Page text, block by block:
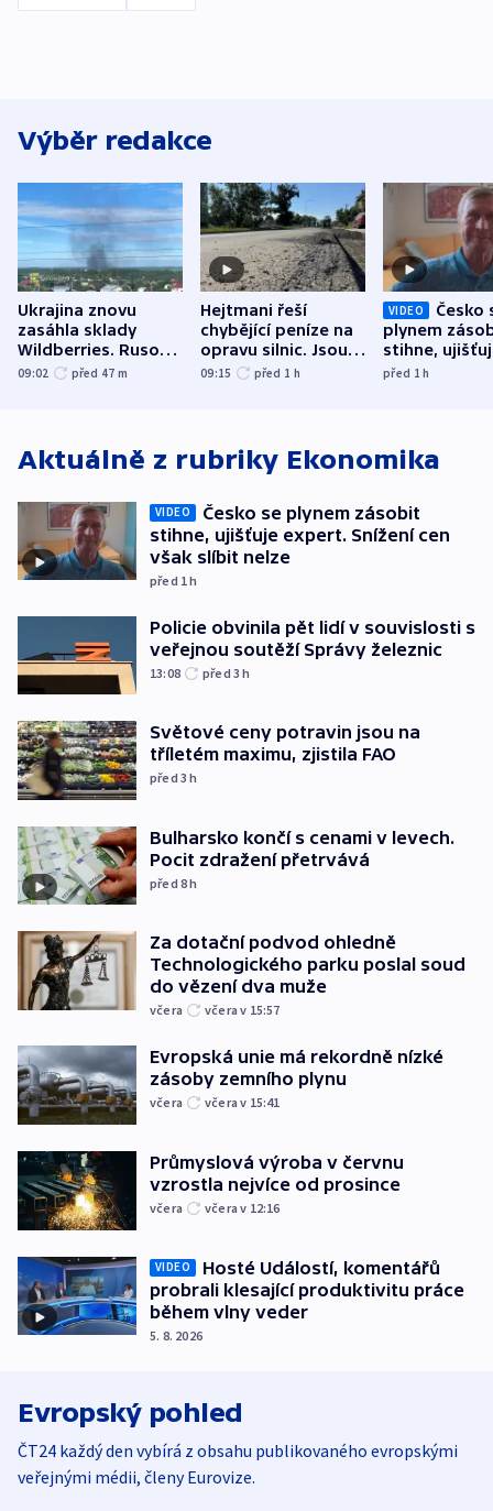
Výběr redakce
Ukrajina znovu
zasáhla sklady
Wildberries. Rusové
útočili v Charkovské
09:02 před 47 m
Hejtmani řeší
chybějící peníze na
opravu silnic. Jsou
nenárokové, namítá
09:15 před 1 h
VIDEO
Česko
plynem
stihne,
expert.
před 1h
Aktuálně z rubriky Ekonomika
VIDEO
Česko se plynem zásobit
stihne, ujišťuje expert. Snížení cen
však slíbit nelze
před 1h
Policie obvinila pět lidí v souvislosti s
veřejnou soutěží Správy železnic
13:08 před 3h
Světové ceny potravin jsou na
tříletém maximu, zjistila FAO
před 3h
Bulharsko končí s cenami v levech.
Pocit zdražení přetrvává
před 8h
Za dotační podvod ohledně
Technologického parku poslal soud
do vězení dva muže
včera včera v 15:57
Evropská unie má rekordně nízké
zásoby zemního plynu
včera včera v 15:41
Průmyslová výroba v červnu
vzrostla nejvíce od prosince
včera včera v 12:16
VIDEO
Hosté Událostí, komentářů
probrali klesající produktivitu práce
během vlny veder
5. 8. 2026
Evropský pohled
ČT24 každý den vybírá z obsahu publikovaného evropskými
veřejnými médii, členy Eurovize.